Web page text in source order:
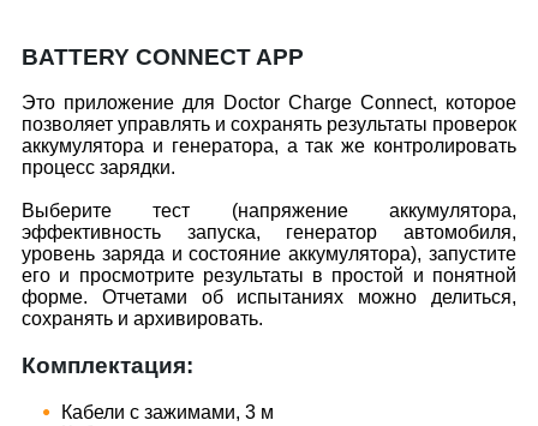
BATTERY CONNECT APP
Это приложение для Doctor Charge Connect, которое
позволяет управлять и сохранять результаты проверок
аккумулятора и генератора, а так же контролировать
процесс зарядки.
Выберите тест (напряжение аккумулятора,
эффективность запуска, генератор автомобиля,
уровень заряда и состояние аккумулятора), запустите
его и просмотрите результаты в простой и понятной
форме. Отчетами об испытаниях можно делиться,
сохранять и архивировать.
Комплектация:
Кабели с зажимами, 3 м​